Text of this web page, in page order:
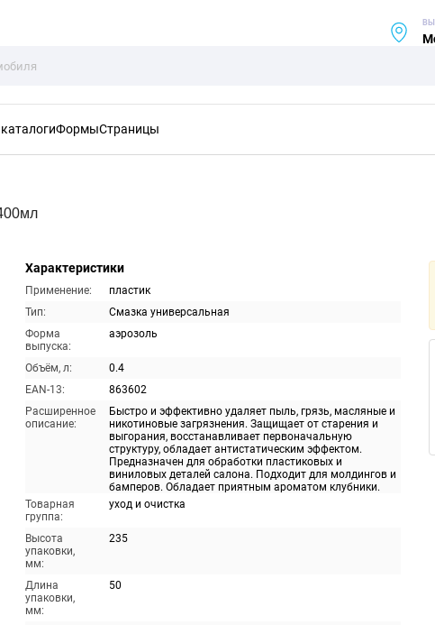
ФормыСтраницы
Характеристики
Применение:
пластик
Тип:
Смазка универсальная
Форма
выпуска:
аэрозоль
Объём, л:
0.4
EAN-13:
863602
Расширенное
описание:
Быстро и эффективно удаляет пыль, грязь, масляные и
никотиновые загрязнения. Защищает от старения и
выгорания, восстанавливает первоначальную
структуру, обладает антистатическим эффектом.
Предназначен для обработки пластиковых и
виниловых деталей салона. Подходит для молдингов и
бамперов. Обладает приятным ароматом клубники.
Товарная
группа:
уход и очистка
Высота
упаковки,
мм:
235
Длина
упаковки,
мм:
50